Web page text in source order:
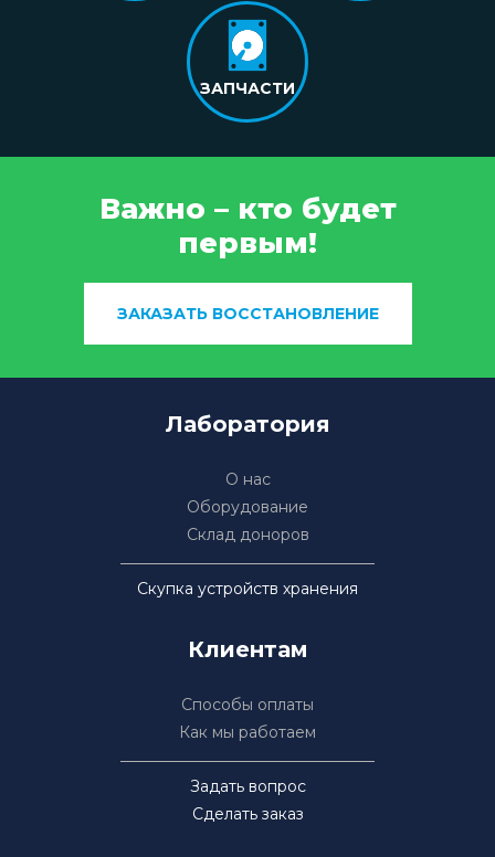
ЗАПЧАСТИ
Важно – кто будет
первым!
ЗАКАЗАТЬ ВОССТАНОВЛЕНИЕ
Лаборатория
О нас
Оборудование
Склад доноров
Скупка устройств хранения
Клиентам
Способы оплаты
Как мы работаем
Задать вопрос
Сделать заказ